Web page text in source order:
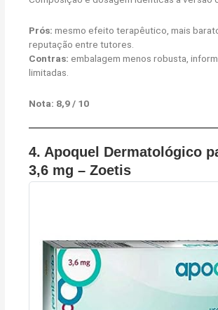
Prós: mesmo efeito terapêutico, mais
reputação entre tutores.
Contras: embalagem menos robusta,
limitadas.
Nota: 8,9 / 10
4. Apoquel Dermatológico
3,6 mg – Zoetis